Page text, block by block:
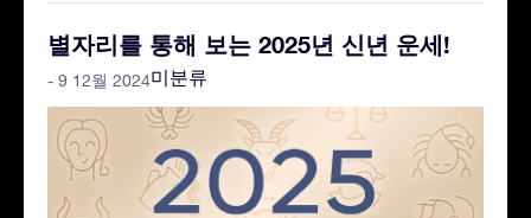
별자리를 통해 보는 2025년 신년 운세!
미분류
- 9 12월 2024